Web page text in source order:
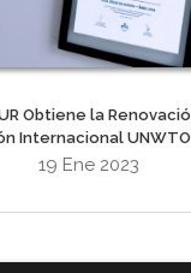
Obtiene la
Internacional
19 Ene 2023